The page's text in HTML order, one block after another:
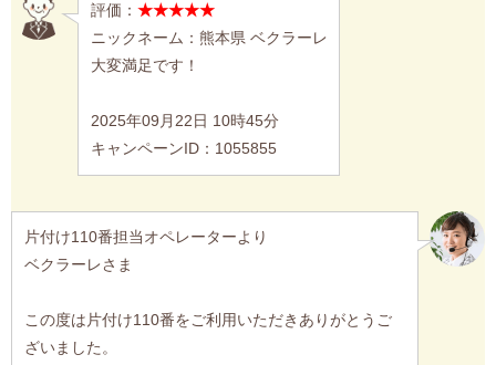
評価： ★★★★★
ニックネーム：熊本県 ベクラーレ
大変満足です！
2025年09月22日 10時45分
キャンペーンID：1055855
片付け110番担当オペレーターより
ベクラーレさま
この度は片付け110番をご利用いただきありがとうご
ざいました。